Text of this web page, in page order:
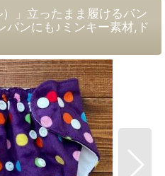
」立ったまま履けるパン
パンにも♪ミンキー素材,ド